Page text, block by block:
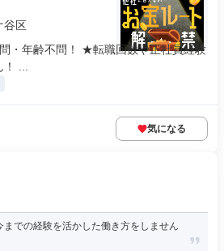
谷区
・年齢不問！ ★転職回数や正社員経験
...
気になる
までの経験を活かした働き方をしません